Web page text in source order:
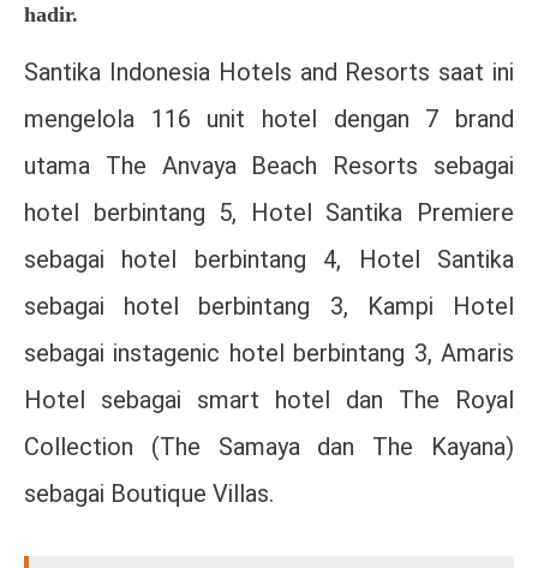
hadir.
Santika Indonesia Hotels and Resorts saat ini
mengelola 116 unit hotel dengan 7 brand
utama The Anvaya Beach Resorts sebagai
hotel berbintang 5, Hotel Santika Premiere
sebagai hotel berbintang 4, Hotel Santika
sebagai hotel berbintang 3, Kampi Hotel
sebagai instagenic hotel berbintang 3, Amaris
Hotel sebagai smart hotel dan The Royal
Collection (The Samaya dan The Kayana)
sebagai Boutique Villas.